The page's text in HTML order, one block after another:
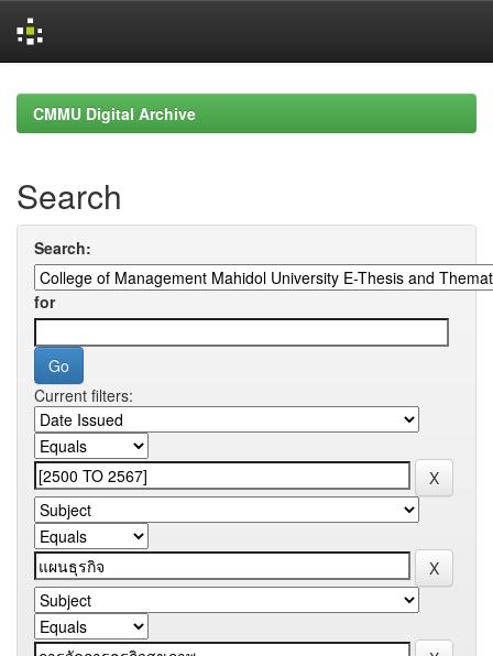
navigationCMMU Digital Archive
Search
Search:
for
Current filters: